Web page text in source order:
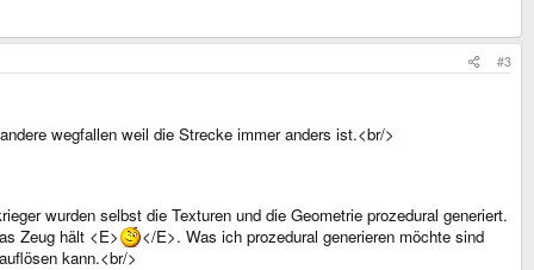
#3
wegfallen weil die Strecke immer anders ist.<br/>
wurden selbst die Texturen und die Geometrie prozedural generiert.
Zeug hält <E>
</E>. Was ich prozedural generieren möchte sind
kann.<br/>